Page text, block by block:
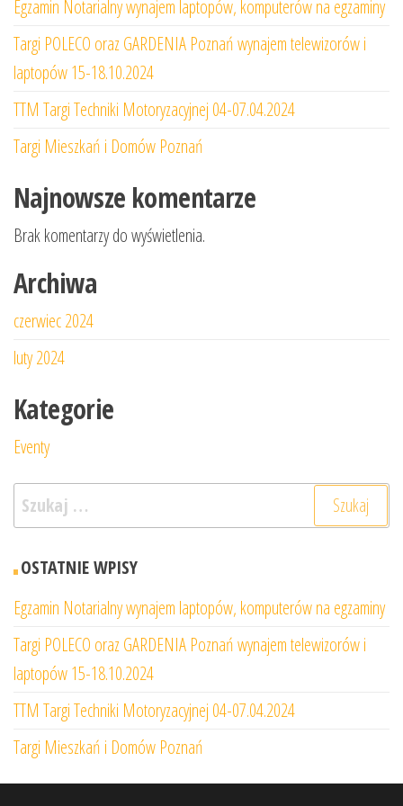
Egzamin Notarialny wynajem laptopów, komputerów na egzaminy
Targi POLECO oraz GARDENIA Poznań wynajem telewizorów i
laptopów 15-18.10.2024
TTM Targi Techniki Motoryzacyjnej 04-07.04.2024
Targi Mieszkań i Domów Poznań
Najnowsze komentarze
Brak komentarzy do wyświetlenia.
Archiwa
czerwiec 2024
luty 2024
Kategorie
Eventy
Szukaj:
OSTATNIE WPISY
Egzamin Notarialny wynajem laptopów, komputerów na egzaminy
Targi POLECO oraz GARDENIA Poznań wynajem telewizorów i
laptopów 15-18.10.2024
TTM Targi Techniki Motoryzacyjnej 04-07.04.2024
Targi Mieszkań i Domów Poznań